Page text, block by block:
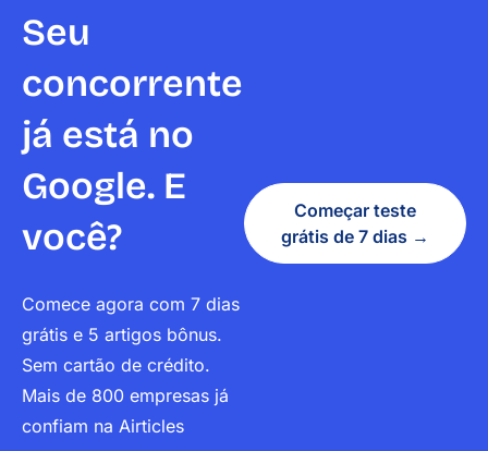
Seu
concorrente
já está no
Google. E
você?
Comece agora com 7 dias
grátis e 5 artigos bônus.
Sem cartão de crédito.
Mais de 800 empresas já
confiam na Airticles
Começar teste
grátis de 7 dias →